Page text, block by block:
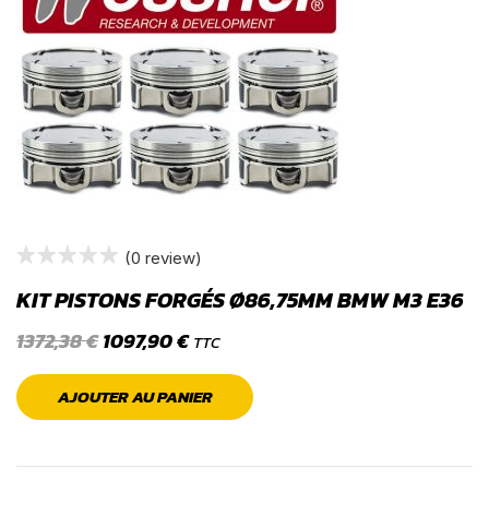
(0 review)
KIT PISTONS FORGÉS Ø86,75MM BMW M3 E36
1372,38€1097,90€ TTC
AJOUTER AU PANIER